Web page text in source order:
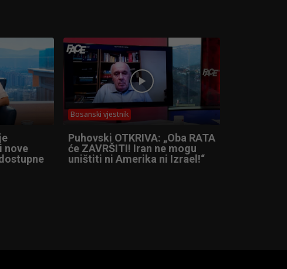
nove
Bosanski vjestnik
Puhovski OTKRIVA: „Oba RATA
će ZAVRŠITI! Iran ne mogu
uništiti ni Amerika ni Izrael!“